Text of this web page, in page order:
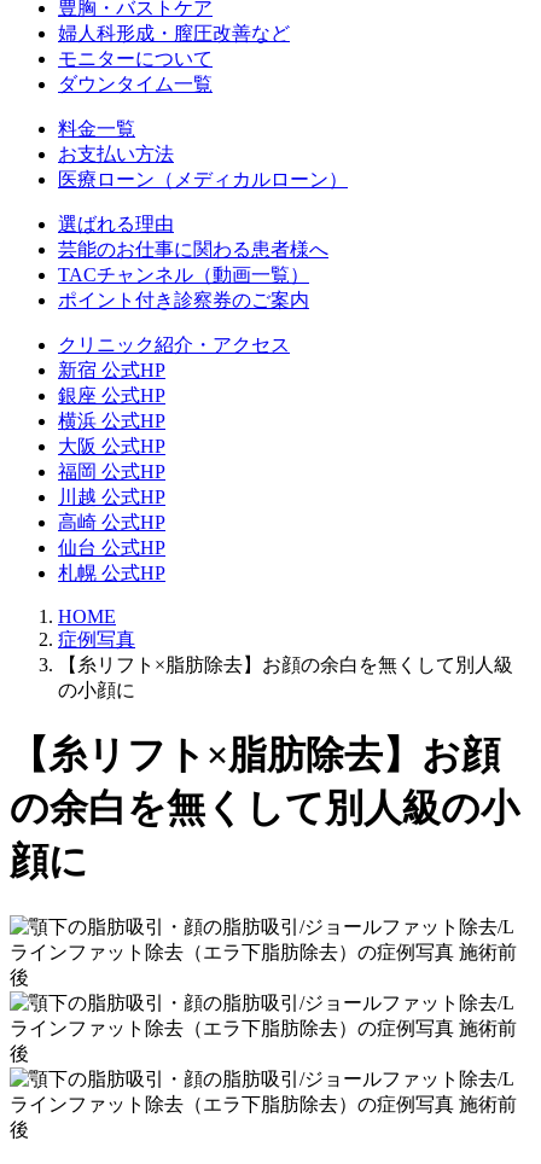
豊胸・バストケア
婦人科形成・膣圧改善など
モニターについて
ダウンタイム一覧
料金一覧
お支払い方法
医療ローン（メディカルローン）
選ばれる理由
芸能のお仕事に関わる患者様へ
TACチャンネル（動画一覧）
ポイント付き診察券のご案内
クリニック紹介・アクセス
新宿 公式HP
銀座 公式HP
横浜 公式HP
大阪 公式HP
福岡 公式HP
川越 公式HP
高崎 公式HP
仙台 公式HP
札幌 公式HP
HOME
症例写真
【糸リフト×脂肪除去】お顔の余白を無くして別人級
の小顔に
【糸リフト×脂肪除去】お顔
の余白を無くして別人級の小
顔に